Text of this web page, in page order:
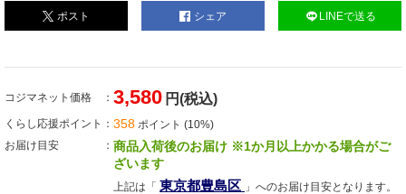
ポスト シェア LINEで送る
コジマネット価格 3,580 円(税込)
くらし応援ポイント 358 ポイント (10%)
お届け目安
商品入荷後のお届け ※1か月以上かかる場合がご
ざいます
上記は「 東京都豊島区 」へのお届け目安となります。